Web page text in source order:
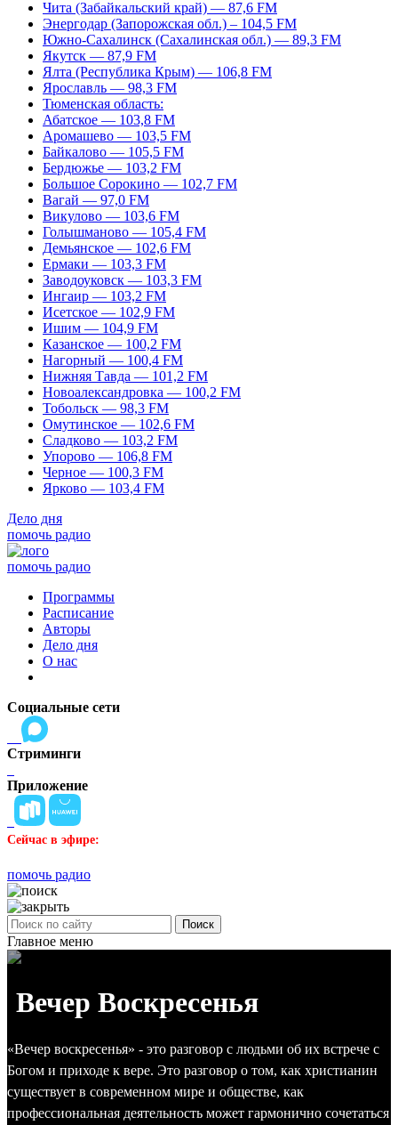
Чита (Забайкальский край) — 87,6 FM
Энергодар (Запорожская обл.) – 104,5 FM
Южно-Сахалинск (Сахалинская обл.) — 89,3 FM
Якутск — 87,9 FM
Ялта (Республика Крым) — 106,8 FM
Ярославль — 98,3 FM
Тюменская область:
Абатское — 103,8 FM
Аромашево — 103,5 FM
Байкалово — 105,5 FM
Бердюжье — 103,2 FM
Большое Сорокино — 102,7 FM
Вагай — 97,0 FM
Викулово — 103,6 FM
Голышманово — 105,4 FM
Демьянское — 102,6 FM
Ермаки — 103,3 FM
Заводоуковск — 103,3 FM
Ингаир — 103,2 FM
Исетское — 102,9 FM
Ишим — 104,9 FM
Казанское — 100,2 FM
Нагорный — 100,4 FM
Нижняя Тавда — 101,2 FM
Новоалександровка — 100,2 FM
Тобольск — 98,3 FM
Омутинское — 102,6 FM
Сладково — 103,2 FM
Упорово — 106,8 FM
Черное — 100,3 FM
Ярково — 103,4 FM
Дело дня
помочь радио
помочь радио
Программы
Расписание
Авторы
Дело дня
О нас
Социальные сети
Стриминги
Приложение
Сейчас в эфире:
помочь радио
Поиск
Главное меню
Вечер Воскресенья
«Вечер воскресенья» - это разговор с людьми об их встрече с
Богом и приходе к вере. Это разговор о том, как христианин
существует в современном мире и обществе, как
профессиональная деятельность может гармонично сочетаться